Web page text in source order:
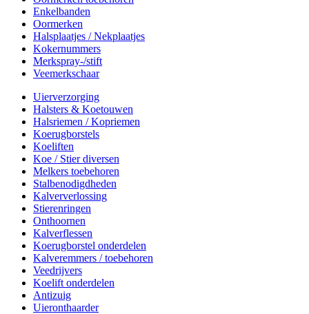
Enkelbanden
Oormerken
Halsplaatjes / Nekplaatjes
Kokernummers
Merkspray-/stift
Veemerkschaar
Uierverzorging
Halsters & Koetouwen
Halsriemen / Kopriemen
Koerugborstels
Koeliften
Koe / Stier diversen
Melkers toebehoren
Stalbenodigdheden
Kalververlossing
Stierenringen
Onthoornen
Kalverflessen
Koerugborstel onderdelen
Kalveremmers / toebehoren
Veedrijvers
Koelift onderdelen
Antizuig
Uieronthaarder